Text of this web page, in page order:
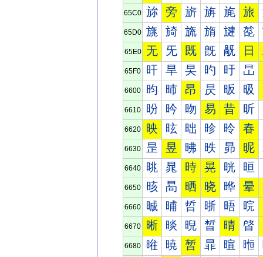
65C0 旀 旁 旂 旃 旄 旅
65D0 旐 旑 旒 旓 旔 旕
65E0 无 旡 既 旣 旤 日
65F0 旰 旱 旲 旳 旴 旵
6600 昀 昁 昂 昃 昄 昅
6610 昐 昑 昒 易 昔 昕
6620 映 昡 昢 昣 昤 春
6630 昰 昱 昲 昳 昴 昵
6640 晀 晁 時 晃 晄 晅
6650 晐 晑 晒 晓 晔 晕
6660 晠 晡 晢 晣 晤 晥
6670 晰 晱 晲 晳 晴 晵
6680 暀 暁 暂 暃 暄 暅